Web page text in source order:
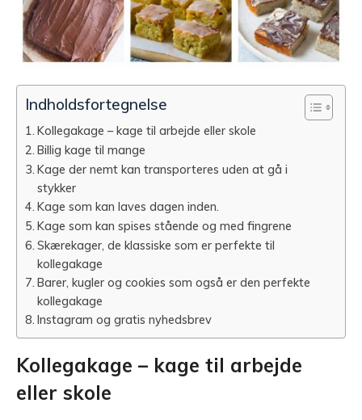
Indholdsfortegnelse
Kollegakage – kage til arbejde eller skole
Billig kage til mange
Kage der nemt kan transporteres uden at gå i
stykker
Kage som kan laves dagen inden.
Kage som kan spises stående og med fingrene
Skærekager, de klassiske som er perfekte til
kollegakage
Barer, kugler og cookies som også er den perfekte
kollegakage
Instagram og gratis nyhedsbrev
Kollegakage – kage til arbejde
eller skole